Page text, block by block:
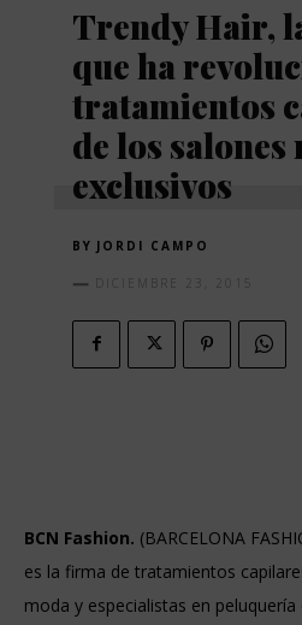
Trendy Hair,
que ha
tratamientos
de los salones
exclusivos
BY JORDI CAMPO
DICIEMBRE 23, 2015
BCN Fashion. (BARCELONA
es la firma de tratamientos
moda y especialistas en peluquería